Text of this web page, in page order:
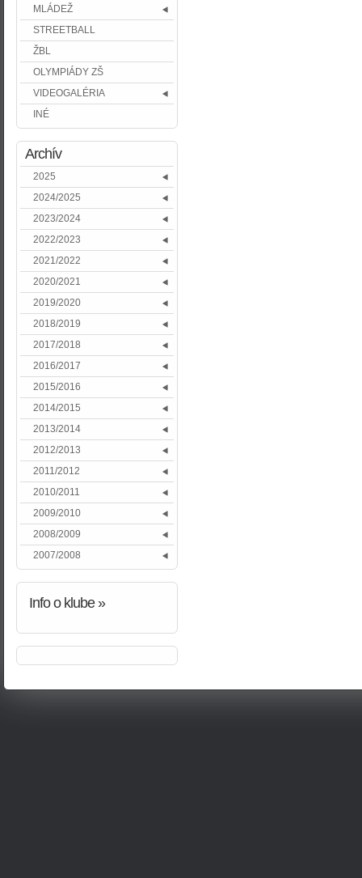
MLÁDEŽ
STREETBALL
ŽBL
OLYMPIÁDY ZŠ
VIDEOGALÉRIA
INÉ
Archív
2025
2024/2025
2023/2024
2022/2023
2021/2022
2020/2021
2019/2020
2018/2019
2017/2018
2016/2017
2015/2016
2014/2015
2013/2014
2012/2013
2011/2012
2010/2011
2009/2010
2008/2009
2007/2008
Infoo klube »